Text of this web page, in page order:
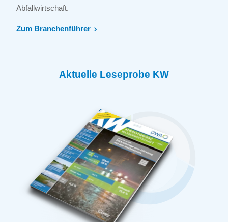
Abfallwirtschaft.
Zum Branchenführer
Aktuelle Leseprobe KW